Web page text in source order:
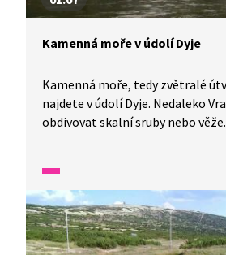
Kamenná moře v údolí Dyje
Kamenná moře, tedy zvětralé
najdete v údolí Dyje. Nedaleko
obdivovat skalní sruby nebo